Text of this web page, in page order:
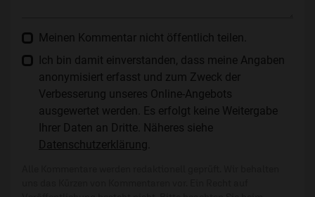
Meinen Kommentar nicht öffentlich teilen.
Ich bin damit einverstanden, dass meine Angaben
anonymisiert erfasst und zum Zweck der
Verbesserung unseres Online-Angebots
ausgewertet werden. Es erfolgt keine Weitergabe
Ihrer Daten an Dritte. Näheres siehe
Datenschutzerklärung